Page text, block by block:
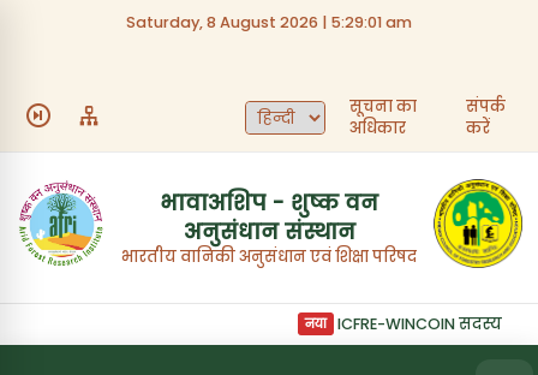
Saturday, 8 August 2026 | 5:29:02 am
सूचना का
अधिकार
संपर्क
करें
भावाअशिप - शुष्क वन
अनुसंधान संस्थान
भारतीय वानिकी अनुसंधान एवं शिक्षा परिषद
हमारे बारे में भर्ती
निविदाएँ फोटो गैलरी
संस्थान का अधिदेश संपर्क करें
नया ICFRE-WINCOIN सदस्यता का